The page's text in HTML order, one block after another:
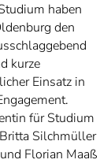
haben
den
kurze
Einsatz in
für Studium
Silchmüller
Florian Maaß